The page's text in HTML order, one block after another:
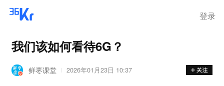
登录
我们该如何看待6G？
鲜枣课堂 2026年01月23日 10:37